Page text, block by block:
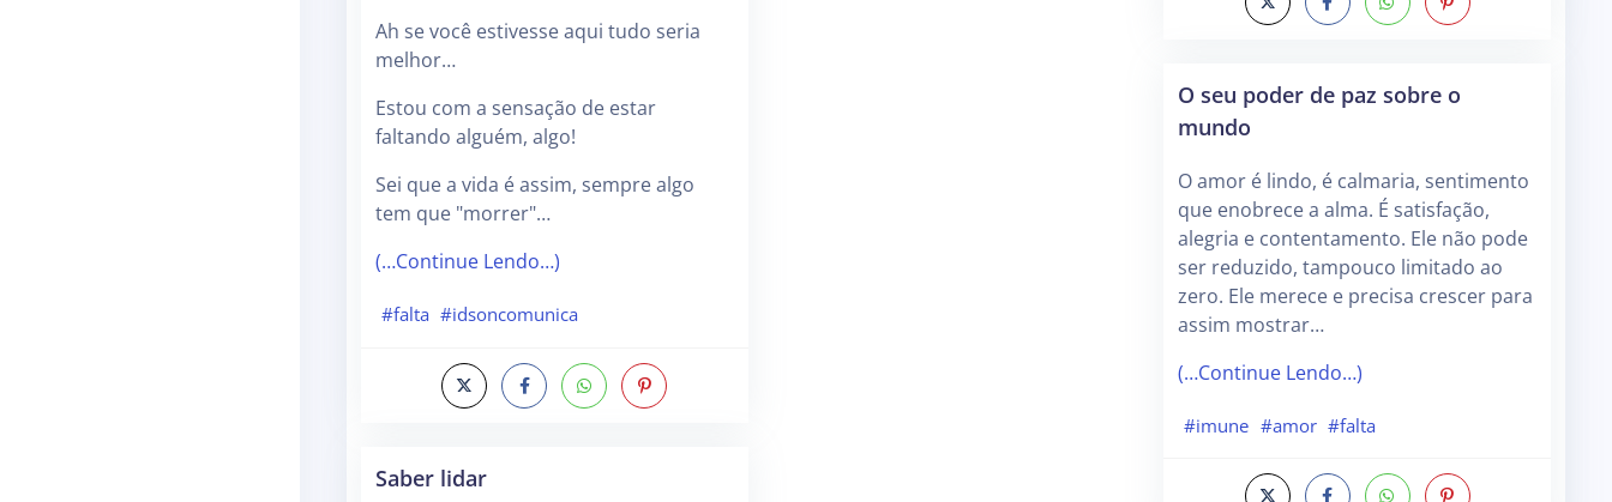
Ah se você estivesse aqui tudo seria
melhor…
Estou com a sensação de estar
faltando alguém, algo!
Sei que a vida é assim, sempre algo
tem que "morrer"…
(…Continue Lendo…)
#falta #idsoncomunica
Saber lidar
O seu poder de paz sobre o
mundo
O amor é lindo, é calmaria, sentimento
que enobrece a alma. É satisfação,
alegria e contentamento. Ele não pode
ser reduzido, tampouco limitado ao
zero. Ele merece e precisa crescer para
assim mostrar…
(…Continue Lendo…)
#imune #amor #falta